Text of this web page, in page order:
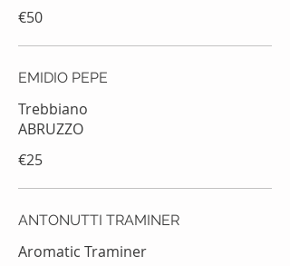
€50
EMIDIO PEPE
Trebbiano
ABRUZZO
€25
ANTONUTTI TRAMINER
Aromatic Traminer